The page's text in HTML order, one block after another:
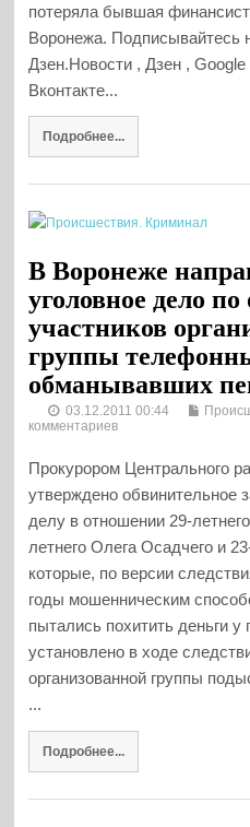
потеряла бывшая
Воронежа. Подписывайтесь
Дзен.Новости , Дзен ,
Вконтакте...
Подробнее...
В Воронеже
уголовное дело
участников
группы
обманывавших
03.12.2011 00:44
комментариев
Прокурором Центрального
утверждено обвинительное
делу в отношении 29-
летнего Олега Осадчего и
которые, по версии
годы мошенническим
пытались похитить деньги
установлено в ходе
организованной группы
...
Подробнее...